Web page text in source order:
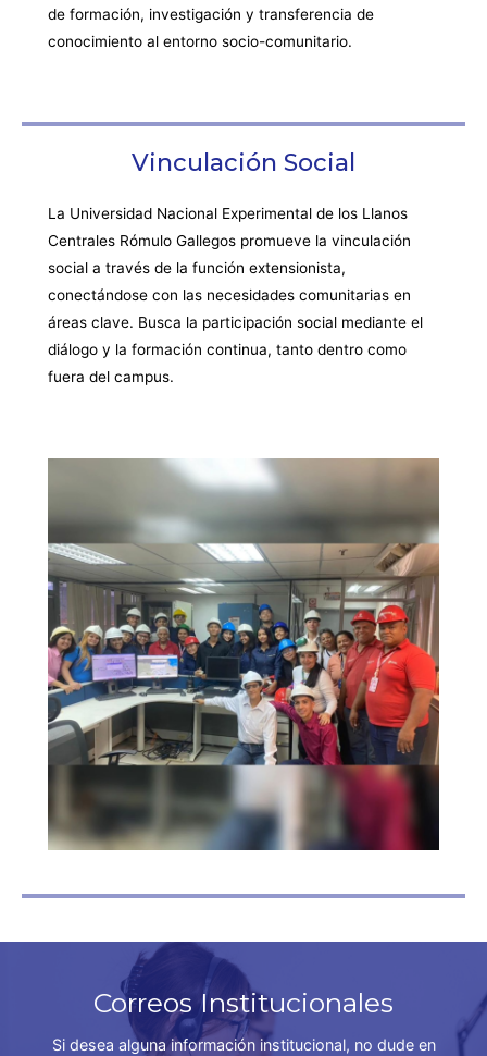
de formación, investigación y transferencia de
conocimiento al entorno socio-comunitario.
Vinculación Social
La Universidad Nacional Experimental de los Llanos
Centrales Rómulo Gallegos promueve la vinculación
social a través de la función extensionista,
conectándose con las necesidades comunitarias en
áreas clave. Busca la participación social mediante el
diálogo y la formación continua, tanto dentro como
fuera del campus.
Correos Institucionales
Si desea alguna información institucional, no dude en